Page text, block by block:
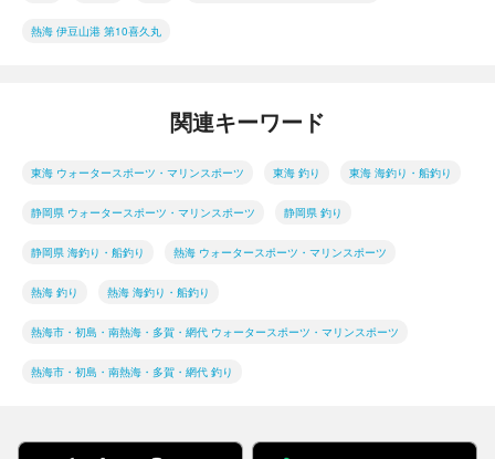
熱海 伊豆山港 第10喜久丸
関連キーワード
東海 ウォータースポーツ・マリンスポーツ 東海 釣り 東海 海釣り・船釣り
静岡県 ウォータースポーツ・マリンスポーツ 静岡県 釣り
静岡県 海釣り・船釣り 熱海 ウォータースポーツ・マリンスポーツ
熱海 釣り 熱海 海釣り・船釣り
熱海市・初島・南熱海・多賀・網代 ウォータースポーツ・マリンスポーツ
熱海市・初島・南熱海・多賀・網代 釣り